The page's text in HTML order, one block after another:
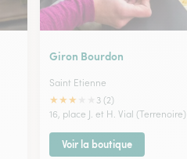
Giron Bourdon
Saint Etienne
★★★
3 (2)
16, place J. et H. Vial (Terrenoire)
Voir la boutique